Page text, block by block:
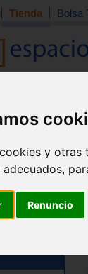
y otras
adecuados,
Renuncio
Tienda Bolsa